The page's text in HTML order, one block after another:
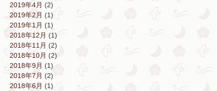
2019年4月 (2)
2019年2月 (1)
2019年1月 (1)
2018年12月 (1)
2018年11月 (2)
2018年10月 (2)
2018年9月 (1)
2018年7月 (2)
2018年6月 (1)